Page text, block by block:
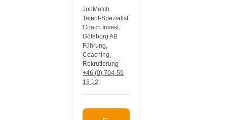
JobMatch
Talent-Spezialist
Coach Invest
Göteborg AB
Führung,
Coaching,
Rekrutierung
+46 (0) 704-59
15 12